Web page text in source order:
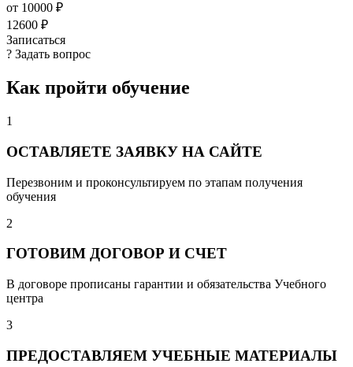
от 10000 ₽
12600 ₽
Записаться
? Задать вопрос
Как пройти обучение
1
ОСТАВЛЯЕТЕ ЗАЯВКУ НА САЙТЕ
Перезвоним и проконсультируем по этапам получения
обучения
2
ГОТОВИМ ДОГОВОР И СЧЕТ
В договоре прописаны гарантии и обязательства Учебного
центра
3
ПРЕДОСТАВЛЯЕМ УЧЕБНЫЕ МАТЕРИАЛЫ